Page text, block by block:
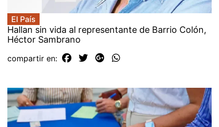
El País
Hallan sin vida al representante de Barrio Colón,
Héctor Sambrano
compartir en: